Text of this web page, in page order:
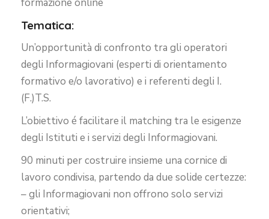
Tematica:
Un’opportunità di confronto tra gli operatori
degli Informagiovani (esperti di orientamento
formativo e/o lavorativo) e i referenti degli I.
(F.)T.S.
L’obiettivo é facilitare il matching tra le esigenze
degli Istituti e i servizi degli Informagiovani.
90 minuti per costruire insieme una cornice di
lavoro condivisa, partendo da due solide certezze:
– gli Informagiovani non offrono solo servizi
orientativi;